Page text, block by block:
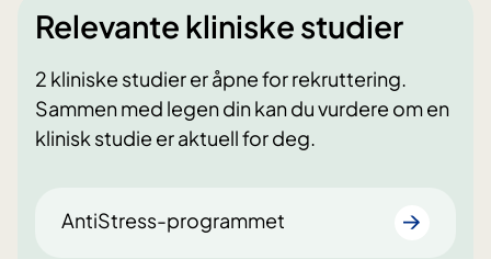
Relevante kliniske studier
2 kliniske studier er åpne for rekruttering.
Sammen med legen din kan du vurdere om en
klinisk studie er aktuell for deg.
AntiStress-programmet